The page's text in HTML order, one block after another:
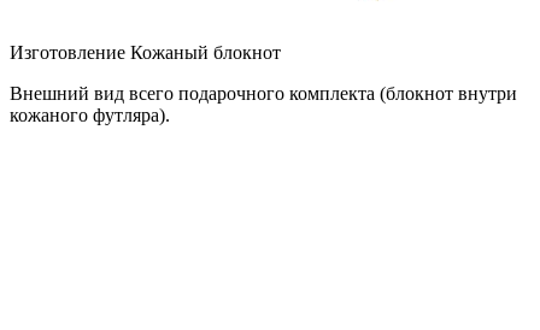
Изготовление Кожаный блокнот
Внешний вид всего подарочного комплекта (блокнот внутри
кожаного футляра).